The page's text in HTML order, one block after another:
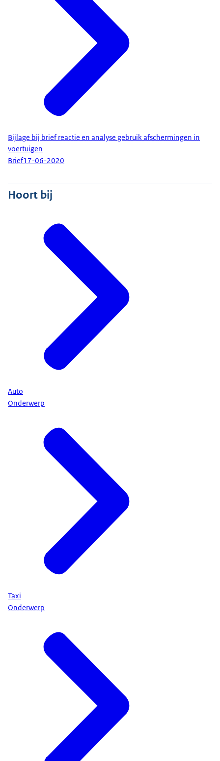
Bijlage bij brief reactie en analyse gebruik afschermingen in
voertuigen
Brief17-06-2020
Hoort bij
Auto
Onderwerp
Taxi
Onderwerp